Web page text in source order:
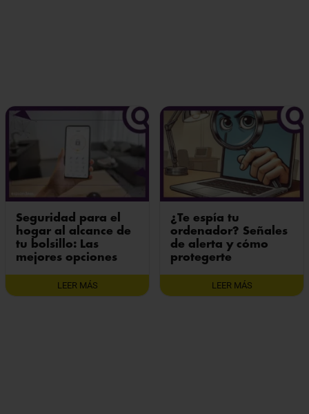
Seguridad para el
hogar al alcance de
tu bolsillo: Las
mejores opciones
LEER MÁS
¿Te espía tu
ordenador? Señales
de alerta y cómo
protegerte
LEER MÁS